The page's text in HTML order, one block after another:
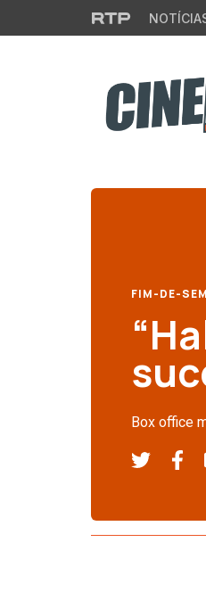
Saltar para o conteúdo principal
FIM-DE-
Box office